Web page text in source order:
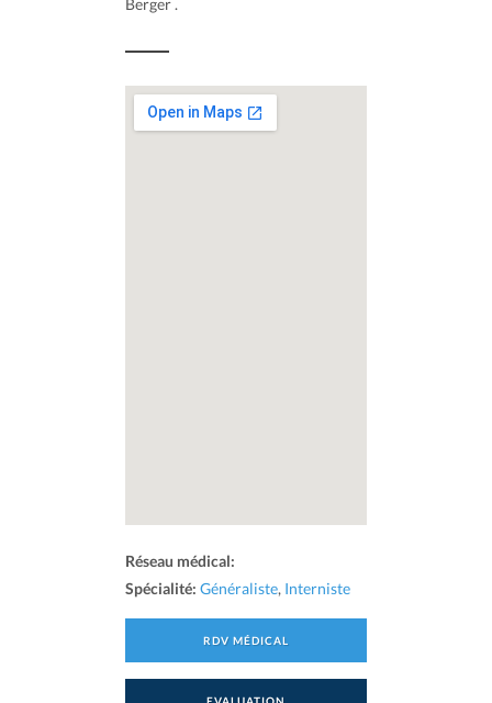
Berger .
Réseau médical:
Spécialité: Généraliste, Interniste
RDV MÉDICAL